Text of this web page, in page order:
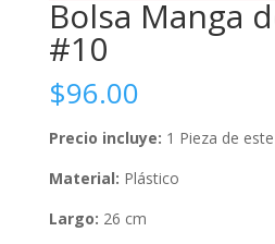
Bolsa Manga
#10
$96.00
Precio incluye: 1 Pieza de
Material: Plástico
Largo: 26 cm